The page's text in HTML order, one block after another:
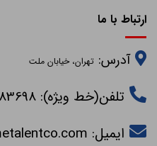
ارتباط با ما
آدرس: تهران، خیابان ملت
تلفن(خط ویژه): 33983698-021
ایمیل: